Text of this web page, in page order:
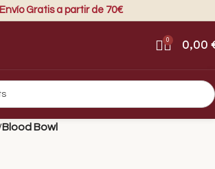
Envío Gratis a partir de 70€
0 0,00
Blood Bowl